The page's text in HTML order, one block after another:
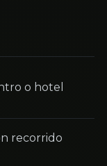
o hotel
recorrido